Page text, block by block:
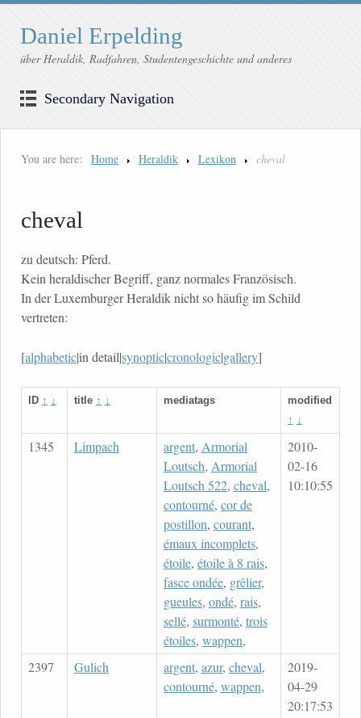
Daniel Erpelding
über Heraldik, Radfahren, Studentengeschichte und anderes
Secondary Navigation
You are here: Home Heraldik Lexikon cheval
cheval
zu deutsch: Pferd.
Kein heraldischer Begriff, ganz normales Französisch.
In der Luxemburger Heraldik nicht so häufig im Schild
vertreten:
[alphabetic|in detail|synoptic|cronologic|gallery]
ID ↑ ↓ title ↑ ↓ mediatags
modified
↑ ↓
1345 Limpach argent, Armorial
Loutsch, Armorial
Loutsch 522, cheval,
contourné, cor de
postillon, courant,
émaux incomplets,
étoile, étoile à 8 rais,
fasce ondée, grêlier,
gueules, ondé, rais,
sellé, surmonté, trois
étoiles, wappen,
2010-
02-16
10:10:55
2397 Gulich argent, azur, cheval,
contourné, wappen,
2019-
04-29
20:17:53